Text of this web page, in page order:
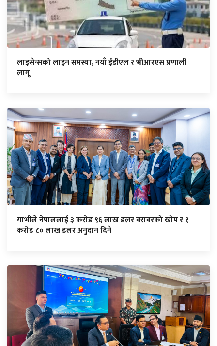
लाइसेन्सको लाइन समस्या, नयाँ ईडीएल र भीआरएस प्रणाली
लागू
गाभीले नेपाललाई ३ करोड ९६ लाख डलर बराबरको खोप र १
करोड ८० लाख डलर अनुदान दिने